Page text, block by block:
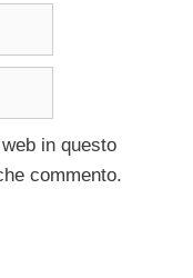
in questo
commento.